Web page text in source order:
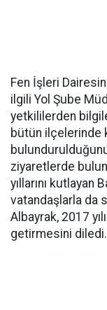
Fen İşleri
ilgili Yol Şube
yetkililerden
bütün ilçelerinde
ziyaretlerde
yıllarını kutlayan
vatandaşlarla da
Albayrak, 2017
getirmesini diledi.